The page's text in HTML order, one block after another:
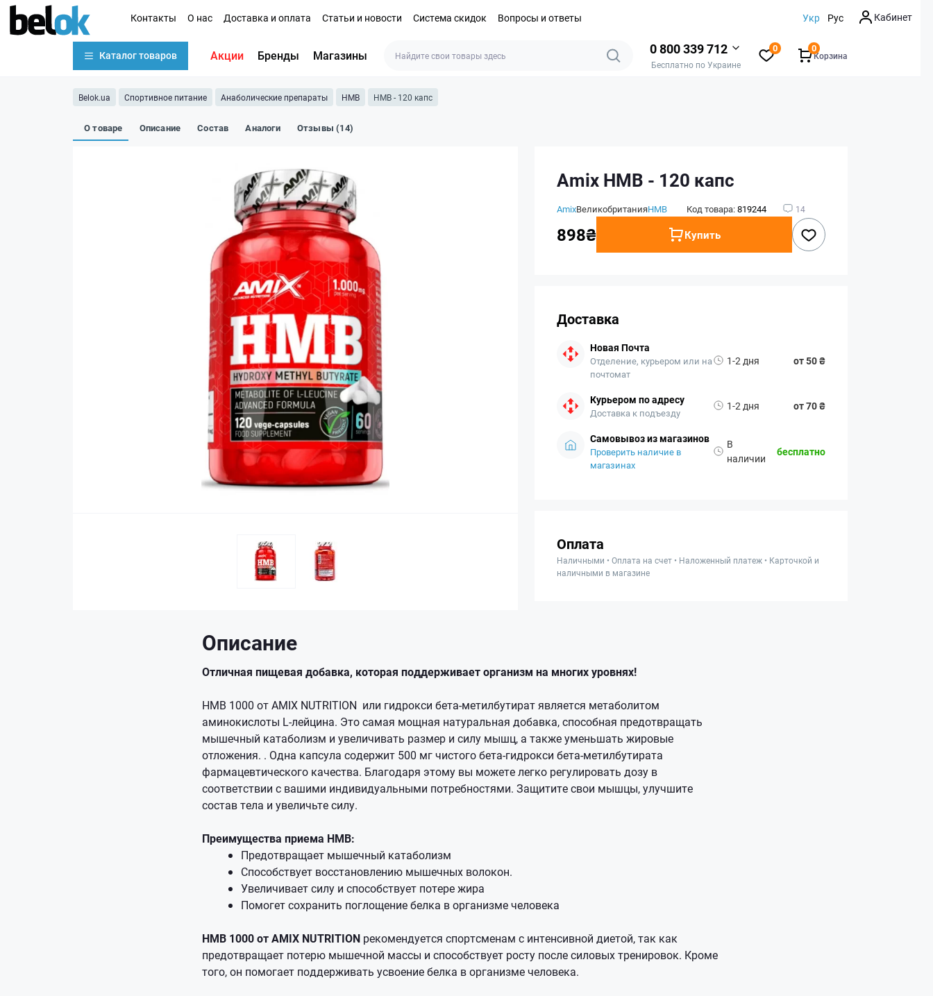
Контакты О нас Доставка и оплата Статьи и новости Система скидок Вопросы и ответы Укр Рус Кабинет
Каталог товаров Акции Бренды Магазины 0 800 339 712
Бесплатно по Украине
0
Корзина
0
Belok.ua Спортивное питание Анаболические препараты HMB HMB - 120 капс
О товаре Описание Состав Аналоги Отзывы (14)
Amix HMB - 120 капс
AmixВеликобританияHMB Код товара:819244 14
898₴ Купить
Доставка
Новая Почта
Отделение, курьером или на
почтомат
1-2 дня от 50 ₴
Курьером по адресу
Доставка к подъезду
1-2 дня от 70 ₴
Самовывоз из магазинов
Проверить наличие в
магазинах
В
наличии
бесплатно
Оплата
Наличными • Оплата на счет • Наложенный платеж • Карточкой и
наличными в магазине
Описание
Отличная пищевая добавка, которая поддерживает организм на многих уровнях!
HMB 1000 от AMIX NUTRITION или гидрокси бета-метилбутират является метаболитом
аминокислоты L-лейцина. Это самая мощная натуральная добавка, способная предотвращать
мышечный катаболизм и увеличивать размер и силу мышц, а также уменьшать жировые
отложения. . Одна капсула содержит 500 мг чистого бета-гидрокси бета-метилбутирата
фармацевтического качества. Благодаря этому вы можете легко регулировать дозу в
соответствии с вашими индивидуальными потребностями. Защитите свои мышцы, улучшите
состав тела и увеличьте силу.
Преимущества приема HMB:
Предотвращает мышечный катаболизм
Способствует восстановлению мышечных волокон.
Увеличивает силу и способствует потере жира
Помогет сохранить поглощение белка в организме человека
HMB 1000 от AMIX NUTRITION рекомендуется спортсменам с интенсивной диетой, так как
предотвращает потерю мышечной массы и способствует росту после силовых тренировок. Кроме
того, он помогает поддерживать усвоение белка в организме человека.